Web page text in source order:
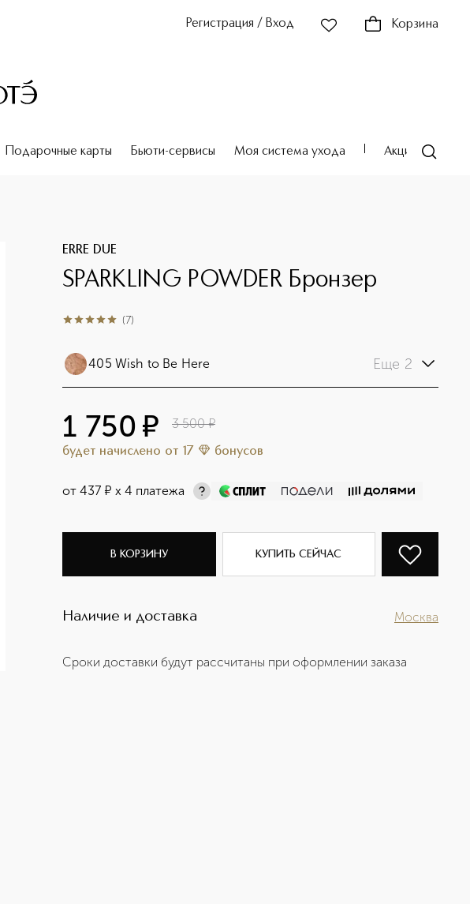
Регистрация / Вход Корзина
Подарочные карты Бьюти-сервисы Моя система ухода Акции
ERRE DUE
SPARKLING POWDER Бронзер
4.9из 57 (7)
405 Wish to Be Here Еще 2
1 750 ¤ 3 500 ¤
будет начислено от 17 бонусов
от437 ¤ х 4 платежа
В КОРЗИНУ КУПИТЬ СЕЙЧАС
Наличие и доставка Москва
Сроки доставки будут рассчитаны при оформлении заказа